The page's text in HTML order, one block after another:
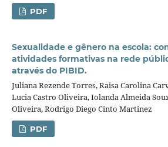
PDF
Sexualidade e gênero na escola:
atividades formativas na rede
através do PIBID.
Juliana Rezende Torres, Raisa Carolina
Lucia Castro Oliveira, Iolanda Almeida
Oliveira, Rodrigo Diego Cinto Martinez
PDF